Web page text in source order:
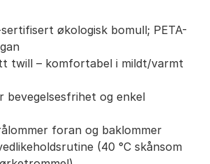
økologisk bomull; PETA-
twill – komfortabel i mildt/varmt
bevegelsesfrihet og enkel
foran og baklommer
(40 °C skånsom